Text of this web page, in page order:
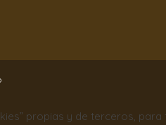
propias y de terceros,